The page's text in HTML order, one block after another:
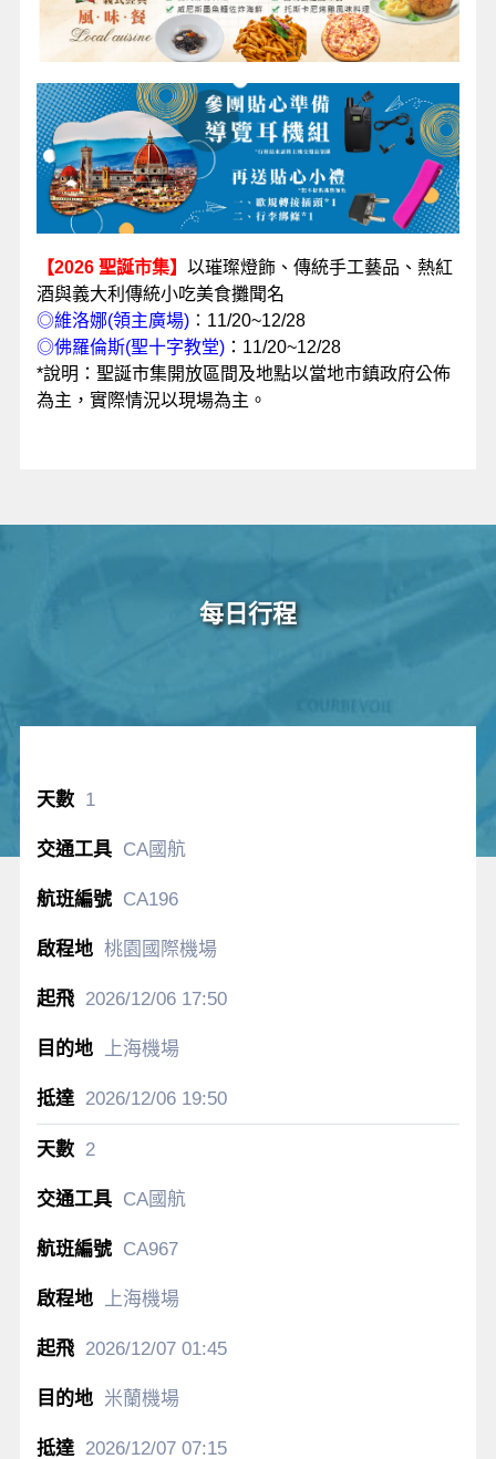
【2026 聖誕市集】 以璀璨燈飾、傳統手工藝品、熱紅
酒與義大利傳統小吃美食攤聞名
◎維洛娜(領主廣場)： 11/20~12/28
◎佛羅倫斯(聖十字教堂)： 11/20~12/28
*說明：聖誕市集開放區間及地點以當地市鎮政府公佈
為主，實際情況以現場為主。
每日行程
1
CA國航
CA196
桃園國際機場
2026/12/0617:50
上海機場
2026/12/0619:50
2
CA國航
CA967
上海機場
2026/12/0701:45
米蘭機場
2026/12/0707:15